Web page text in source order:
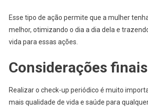
Esse tipo de ação permite que a mulher
melhor, otimizando o dia a dia dela e
vida para essas ações.
Considerações finais
Realizar o check-up periódico é muito
mais qualidade de vida e saúde para